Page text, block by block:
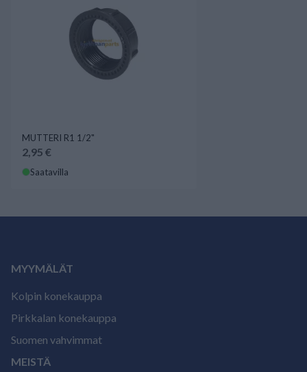
MUTTERI R1 1/2"
2,95 €
Saatavilla
MYYMÄLÄT
Kolpin konekauppa
Pirkkalan konekauppa
Suomen vahvimmat
MEISTÄ